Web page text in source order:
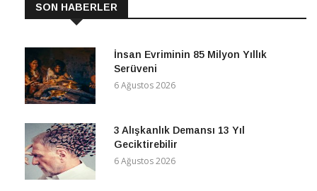
SON HABERLER
İnsan Evriminin 85 Milyon Yıllık
Serüveni
6 Ağustos 2026
3 Alışkanlık Demansı 13 Yıl
Geciktirebilir
6 Ağustos 2026